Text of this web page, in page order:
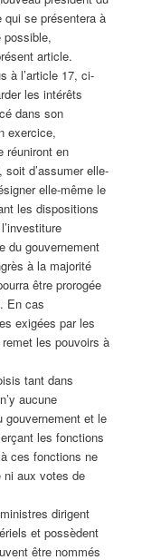
se présentera à
possible,
article.
à l’article 17, ci-
les intérêts
dans son
exercice,
réuniront en
d’assumer elle-
elle-même le
les dispositions
du gouvernement
à la majorité
être prorogée
En cas
exigées par les
les pouvoirs à
tant dans
aucune
gouvernement et le
les fonctions
ces fonctions ne
ni aux votes de
dirigent
et possèdent
être nommés